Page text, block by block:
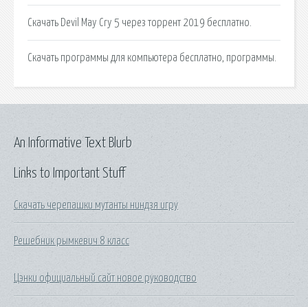
Скачать Devil May Cry 5 через торрент 2019 бесплатно.
Скачать программы для компьютера бесплатно, программы.
Links to Important Stuff
Скачать черепашки мутанты ниндзя игру
Решебник рымкевич 8 класс
Цэнки официальный сайт новое руководство
An Informative Text Blurb